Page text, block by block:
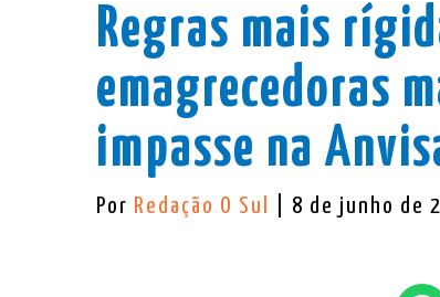
Regras mais
emagrecedoras
impasse na
Por Redação O Sul | 8 de junho de